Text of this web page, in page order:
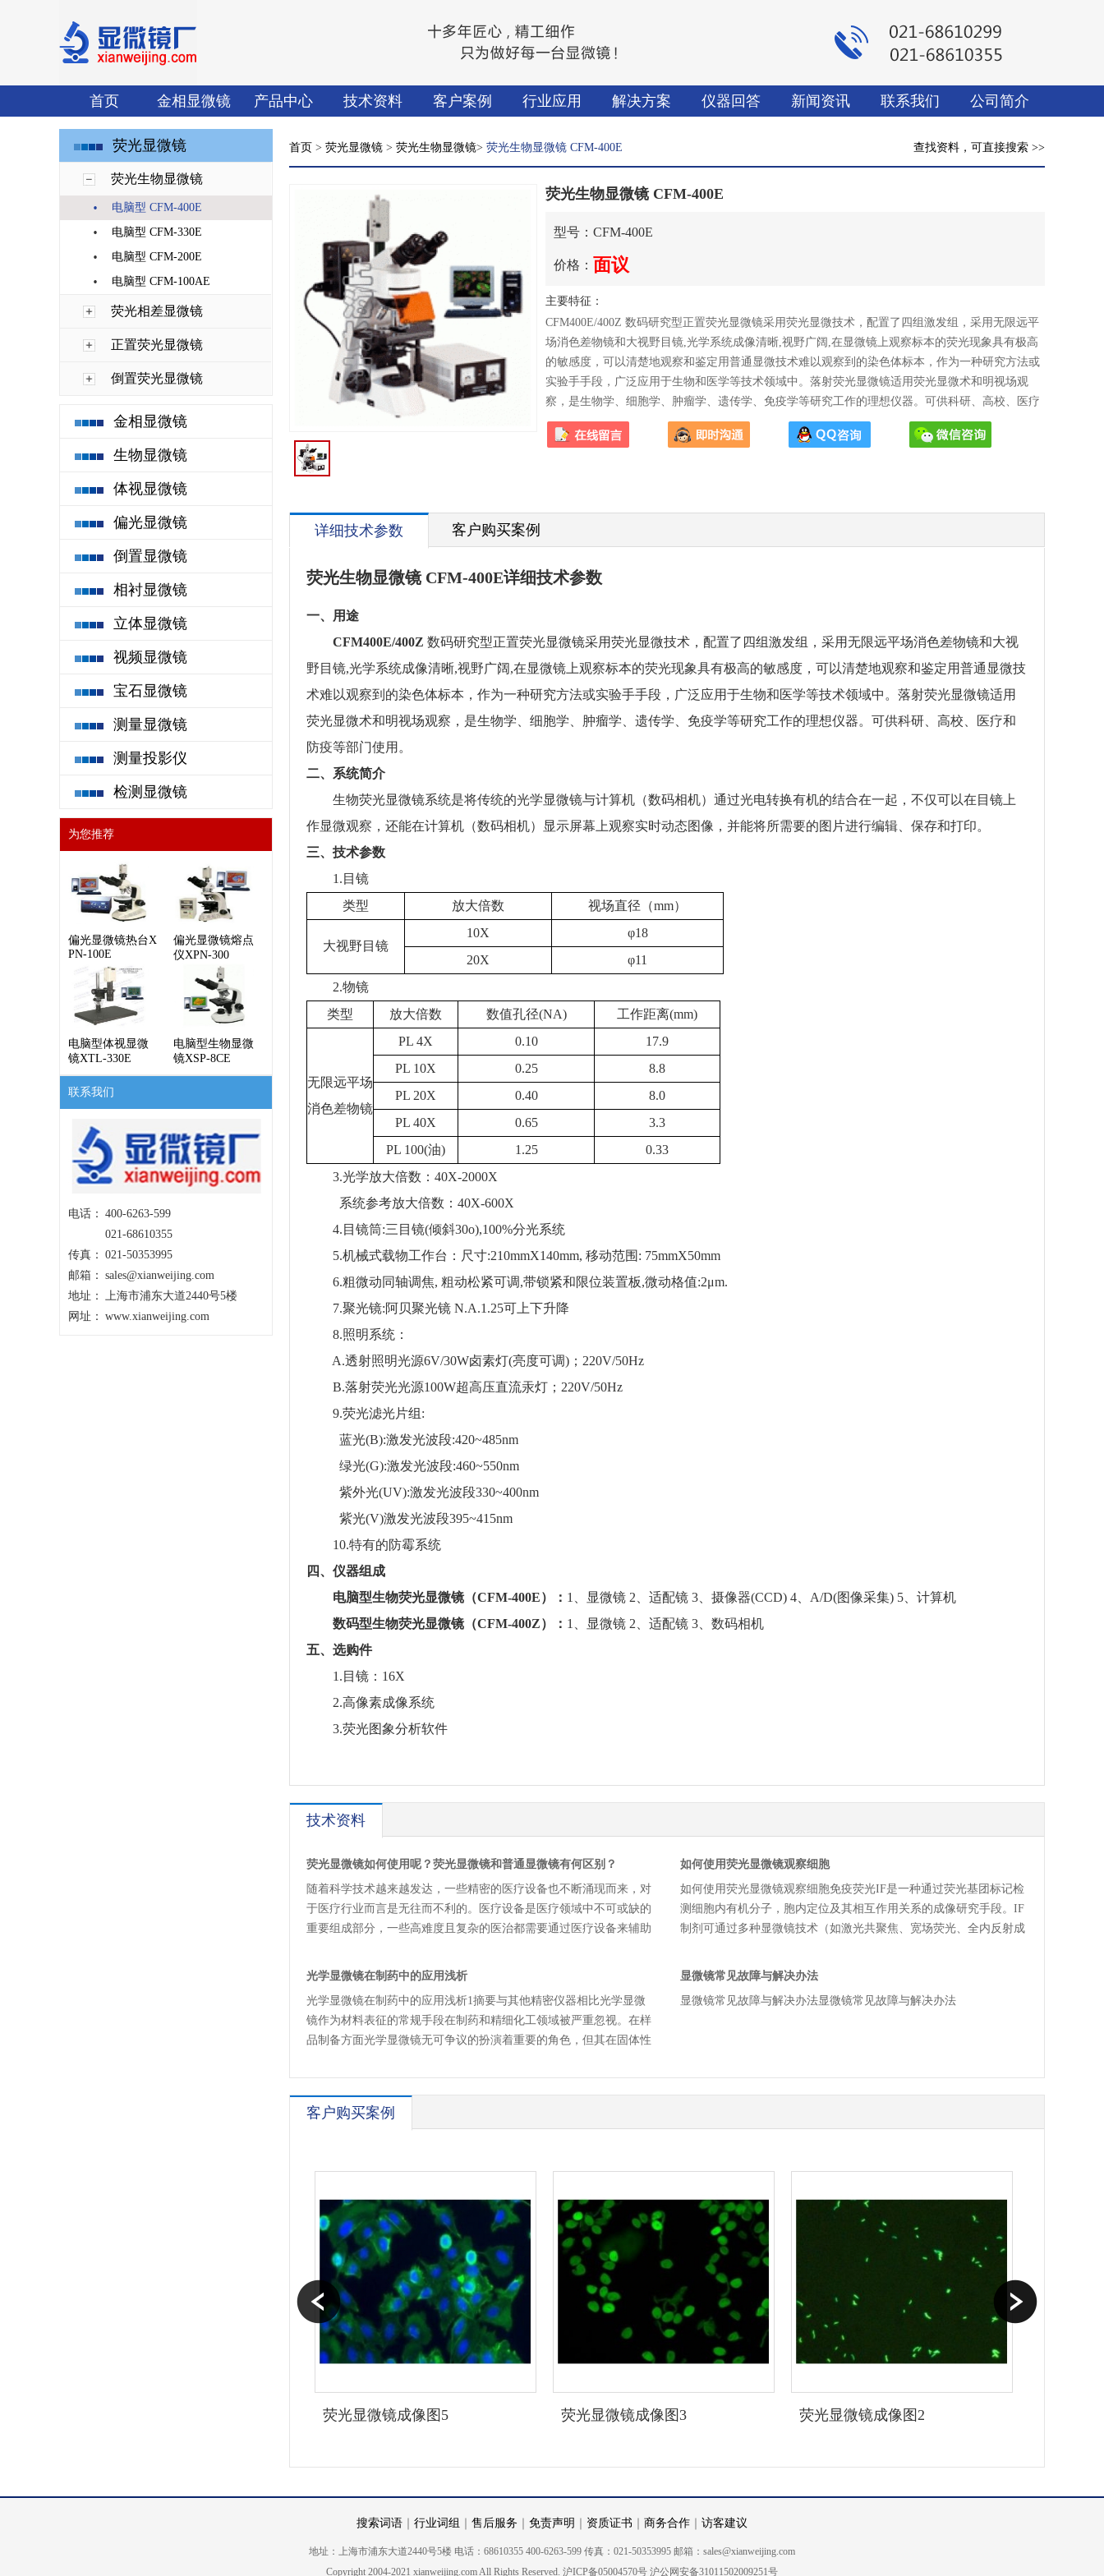
首页 金相显微镜 产品中心 技术资料 客户案例 行业应用 解决方案 仪器回答 新闻资讯 联系我们 公司简介
荧光显微镜
荧光生物显微镜
· 电脑型 CFM-400E
· 电脑型 CFM-330E
· 电脑型 CFM-200E
· 电脑型 CFM-100AE
荧光相差显微镜
正置荧光显微镜
倒置荧光显微镜
金相显微镜
生物显微镜
体视显微镜
偏光显微镜
倒置显微镜
相衬显微镜
立体显微镜
视频显微镜
宝石显微镜
测量显微镜
测量投影仪
检测显微镜
为您推荐
偏光显微镜热台X
PN-100E
偏光显微镜熔点
仪XPN-300
电脑型体视显微
镜XTL-330E
电脑型生物显微
镜XSP-8CE
联系我们
电话： 400-6263-599
021-68610355
传真： 021-50353995
邮箱： sales@xianweijing.com
地址： 上海市浦东大道2440号5楼
网址： www.xianweijing.com
首页 > 荧光显微镜 > 荧光生物显微镜> 荧光生物显微镜 CFM-400E 查找资料，可直接搜索 >>
荧光生物显微镜 CFM-400E
型号：CFM-400E
价格： 面议
主要特征：
CFM400E/400Z 数码研究型正置荧光显微镜采用荧光显微技术，配置了四组激发组，采用无限远平
场消色差物镜和大视野目镜,光学系统成像清晰,视野广阔,在显微镜上观察标本的荧光现象具有极高
的敏感度，可以清楚地观察和鉴定用普通显微技术难以观察到的染色体标本，作为一种研究方法或
实验手手段，广泛应用于生物和医学等技术领域中。落射荧光显微镜适用荧光显微术和明视场观
察，是生物学、细胞学、肿瘤学、遗传学、免疫学等研究工作的理想仪器。可供科研、高校、医疗
和防疫等部门使用。
详细技术参数 客户购买案例
荧光生物显微镜 CFM-400E详细技术参数
一、用途
CFM400E/400Z 数码研究型正置荧光显微镜采用荧光显微技术，配置了四组激发组，采用无限远平场消色差物镜和大视
野目镜,光学系统成像清晰,视野广阔,在显微镜上观察标本的荧光现象具有极高的敏感度，可以清楚地观察和鉴定用普通显微技
术难以观察到的染色体标本，作为一种研究方法或实验手手段，广泛应用于生物和医学等技术领域中。落射荧光显微镜适用
荧光显微术和明视场观察，是生物学、细胞学、肿瘤学、遗传学、免疫学等研究工作的理想仪器。可供科研、高校、医疗和
防疫等部门使用。
二、系统简介
生物荧光显微镜系统是将传统的光学显微镜与计算机（数码相机）通过光电转换有机的结合在一起，不仅可以在目镜上
作显微观察，还能在计算机（数码相机）显示屏幕上观察实时动态图像，并能将所需要的图片进行编辑、保存和打印。
三、技术参数
1.目镜
类型
放大倍数 视场直径（mm）
大视野目镜
10X
φ18
20X
φ11
2.物镜
类型
放大倍数 数值孔径(NA) 工作距离(mm)
无限远平场
消色差物镜
PL 4X 0.10
17.9
PL 10X
0.25
8.8
PL 20X
0.40
8.0
PL 40X
0.65
3.3
PL 100(油)
1.25
0.33
3.光学放大倍数：40X-2000X
系统参考放大倍数：40X-600X
4.目镜筒:三目镜(倾斜30o),100%分光系统
5.机械式载物工作台：尺寸:210mmX140mm, 移动范围: 75mmX50mm
6.粗微动同轴调焦, 粗动松紧可调,带锁紧和限位装置板,微动格值:2μm.
7.聚光镜:阿贝聚光镜 N.A.1.25可上下升降
8.照明系统：
A.透射照明光源6V/30W卤素灯(亮度可调)；220V/50Hz
B.落射荧光光源100W超高压直流汞灯；220V/50Hz
9.荧光滤光片组:
蓝光(B):激发光波段:420~485nm
绿光(G):激发光波段:460~550nm
紫外光(UV):激发光波段330~400nm
紫光(V)激发光波段395~415nm
10.特有的防霉系统
四、仪器组成
电脑型生物荧光显微镜（CFM-400E）： 1、显微镜 2、适配镜 3、摄像器(CCD) 4、A/D(图像采集) 5、计算机
数码型生物荧光显微镜（CFM-400Z）： 1、显微镜 2、适配镜 3、数码相机
五、选购件
1.目镜：16X
2.高像素成像系统
3.荧光图象分析软件
技术资料
荧光显微镜如何使用呢？荧光显微镜和普通显微镜有何区别？
随着科学技术越来越发达，一些精密的医疗设备也不断涌现而来，对
于医疗行业而言是无往而不利的。医疗设备是医疗领域中不可或缺的
重要组成部分，一些高难度且复杂的医治都需要通过医疗设备来辅助
如何使用荧光显微镜观察细胞
如何使用荧光显微镜观察细胞免疫荧光IF是一种通过荧光基团标记检
测细胞内有机分子，胞内定位及其相互作用关系的成像研究手段。IF
制剂可通过多种显微镜技术（如激光共聚焦、宽场荧光、全内反射成
​光学显微镜在制药中的应用浅析
​光学显微镜在制药中的应用浅析1摘要与其他精密仪器相比光学显微
镜作为材料表征的常规手段在制药和精细化工领域被严重忽视。在样
品制备方面光学显微镜无可争议的扮演着重要的角色，但其在固体性
显微镜应用的）这种失衡同时旨在说明光学显微镜特别是偏光显微镜
在大部分的
显微镜常见故障与解决办法
显微镜常见故障与解决办法显微镜常见故障与解决办法
客户购买案例
荧光显微镜成像图5 荧光显微镜成像图3 荧光显微镜成像图2
搜索词语 行业词组 售后服务 免责声明 资质证书 商务合作 访客建议
地址：上海市浦东大道2440号5楼 电话：68610355 400-6263-599 传真：021-50353995 邮箱：sales@xianweijing.com
Copyright 2004-2021 xianweijing.com All Rights Reserved. 沪ICP备05004570号 沪公网安备31011502009251号